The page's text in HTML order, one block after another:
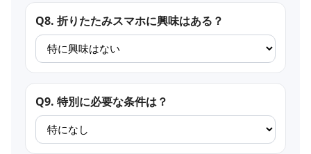
Q8. 折りたたみスマホに興味はある？
Q9. 特別に必要な条件は？